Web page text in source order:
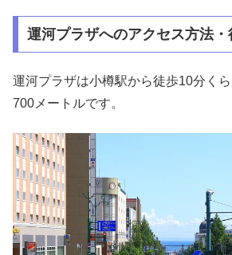
運河プラザへのアクセス方法・
運河プラザは小樽駅から徒歩10分く
700メートルです。